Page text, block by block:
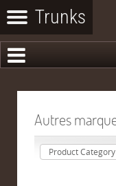
Autres
Product